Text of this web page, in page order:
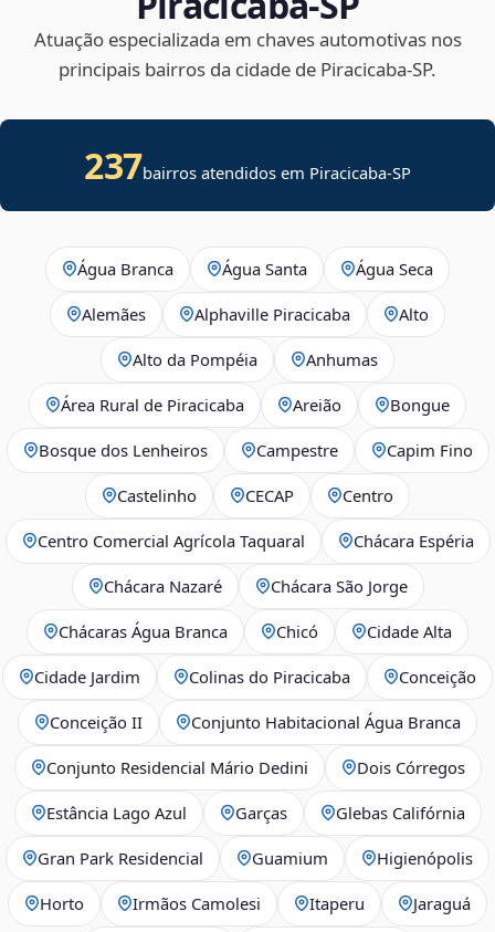
Atuação especializada em chaves automotivas nos
principais bairros da cidade de Piracicaba‑SP.
237bairros atendidos em Piracicaba-SP
Água Branca Água Santa Água Seca
Alemães Alphaville Piracicaba Alto
Alto da Pompéia Anhumas
Área Rural de Piracicaba Areião Bongue
Bosque dos Lenheiros Campestre Capim Fino
Castelinho CECAP Centro
Centro Comercial Agrícola Taquaral Chácara Espéria
Chácara Nazaré Chácara São Jorge
Chácaras Água Branca Chicó Cidade Alta
Cidade Jardim Colinas do Piracicaba Conceição
Conceição II Conjunto Habitacional Água Branca
Conjunto Residencial Mário Dedini Dois Córregos
Estância Lago Azul Garças Glebas Califórnia
Gran Park Residencial Guamium Higienópolis
Horto Irmãos Camolesi Itaperu Jaraguá